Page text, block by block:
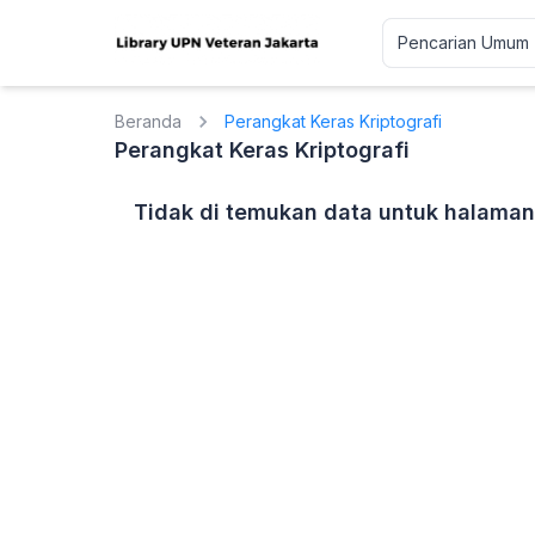
Beranda Perangkat Keras Kriptografi
Perangkat Keras Kriptografi
Tidak di temukan data untuk